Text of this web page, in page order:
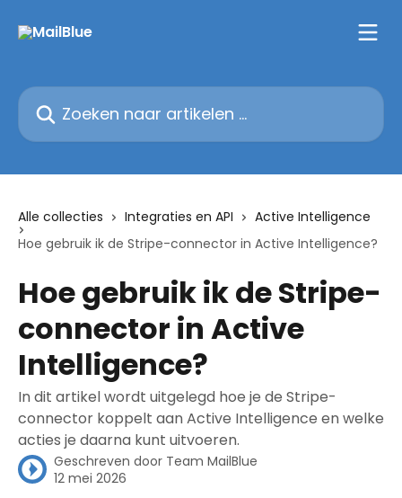
Zoeken naar artikelen ...
Alle collecties Integraties en API
Active Intelligence
Hoe gebruik ik de Stripe-connector in Active Intelligence?
Hoe gebruik ik de Stripe-
connector in Active
Intelligence?
In dit artikel wordt uitgelegd hoe je de Stripe-
connector koppelt aan Active Intelligence en welke
acties je daarna kunt uitvoeren.
Geschreven door Team MailBlue
12 mei 2026